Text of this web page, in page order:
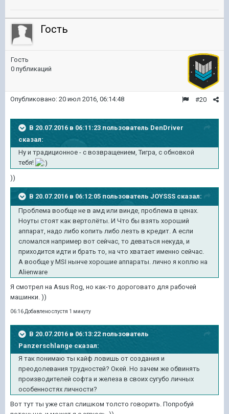
Гость
Гость
0 публикаций
#20
Опубликовано: 20 июл 2016, 06:14:48
В 20.07.2016 в 06:11:23 пользователь DenDriver
сказал:
Ну и традиционное - с возвращением, Тигра, с обновкой
тебя!
))
В 20.07.2016 в 06:12:05 пользователь JOYSSS сказал:
Проблема вообще не в амд или винде, проблема в ценах.
Ноуты стоят как вертолёты. И Что бы взять хороший
аппарат, надо либо копить либо лезть в кредит. А если
сломался например вот сейчас, то деваться некуда, и
приходится идти и брать то, на что хватает именно сейчас.
А вообще у MSI нынче хорошие аппараты. лично я коплю на
Alienware
Я смотрел на Asus Rog, но как-то дороговато для рабочей
машинки. ))
06:16 Добавлено спустя 1 минуту
В 20.07.2016 в 06:13:22 пользователь
Panzerschlange сказал:
Я так понимаю ты кайф ловишь от создания и
преодолевания трудностей? Окей. Но зачем же обвинять
производителей софта и железа в своих сугубо личных
особенностях личности?
Вот тут ты уже стал слишком толсто говорить. Попробуй